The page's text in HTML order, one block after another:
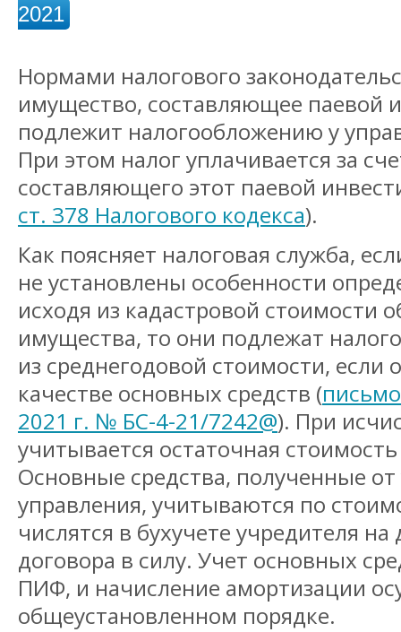
2021
Нормами налогового
имущество, составляющее паевой
подлежит налогообложению у
При этом налог уплачивается за
составляющего этот паевой
ст. 378 Налогового кодекса).
Как поясняет налоговая служба,
не установлены особенности
исходя из кадастровой стоимости
имущества, то они подлежат
из среднегодовой стоимости, если
качестве основных средств (
2021 г. № БС-4-21/7242@). При
учитывается остаточная
Основные средства, полученные
управления, учитываются по
числятся в бухучете учредителя на
договора в силу. Учет основных
ПИФ, и начисление амортизации
общеустановленном порядке.